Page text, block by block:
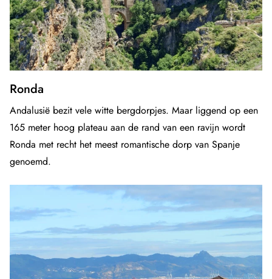
Ronda
Andalusië bezit vele witte bergdorpjes. Maar liggend op een
165 meter hoog plateau aan de rand van een ravijn wordt
Ronda met recht het meest romantische dorp van Spanje
genoemd.